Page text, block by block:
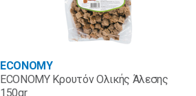
ECONOMY
ECONOMY Κρουτόν Ολικής Άλεσης
150gr